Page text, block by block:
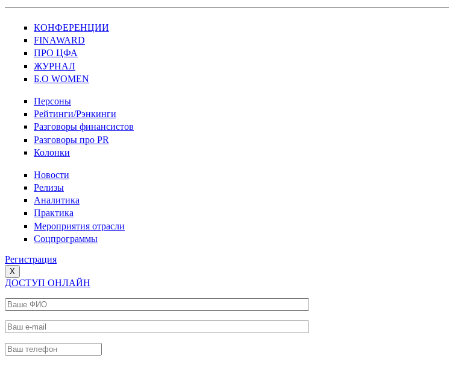
КОНФЕРЕНЦИИ
FINAWARD
ПРО ЦФА
ЖУРНАЛ
Б.О WOMEN
Персоны
Рейтинги/Рэнкинги
Разговоры финансистов
Разговоры про PR
Колонки
Новости
Релизы
Аналитика
Практика
Мероприятия отрасли
Соцпрограммы
Регистрация
X
ДОСТУП ОНЛАЙН
Ваше ФИО
Ваш e-mail
Ваш телефон